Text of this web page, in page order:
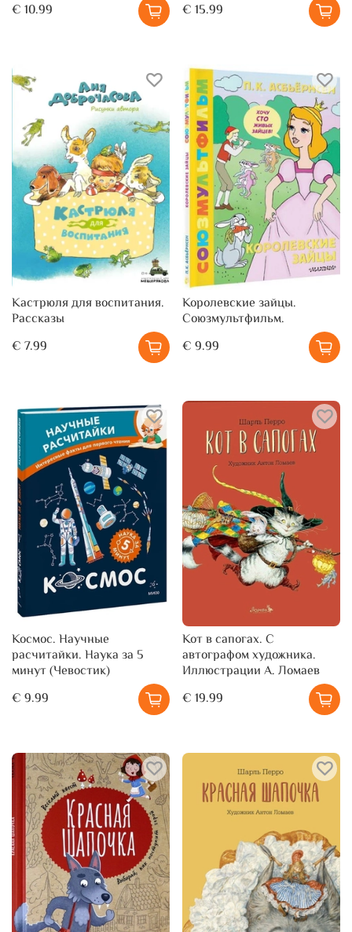
€ 10.99
€ 15.99
Кастрюля для воспитания.
Рассказы
€ 7.99
Королевские зайцы.
Союзмультфильм.
€ 9.99
Космос. Научные
расчитайки. Наука за 5
минут (Чевостик)
€ 9.99
Кот в сапогах. С
автографом художника.
Иллюстрации А. Ломаев
€ 19.99